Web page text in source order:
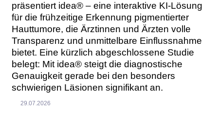
präsentiert idea® – eine interaktive KI-Lösung
für die frühzeitige Erkennung pigmentierter
Hauttumore, die Ärztinnen und Ärzten volle
Transparenz und unmittelbare Einflussnahme
bietet. Eine kürzlich abgeschlossene Studie
belegt: Mit idea® steigt die diagnostische
Genauigkeit gerade bei den besonders
schwierigen Läsionen signifikant an.
29.07.2026